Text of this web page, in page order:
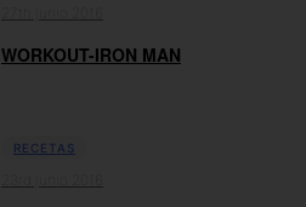
WORKOUT-IRON MAN
RECETAS